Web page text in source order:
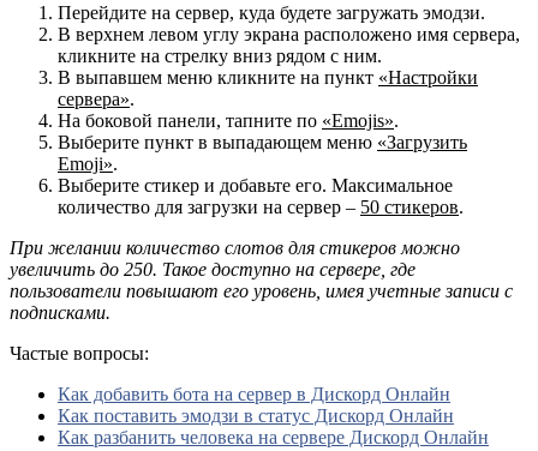
Перейдите на сервер, куда будете загружать эмодзи.
В верхнем левом углу экрана расположено имя сервера,
кликните на стрелку вниз рядом с ним.
В выпавшем меню кликните на пункт «Настройки
сервера».
На боковой панели, тапните по «Emojis».
Выберите пункт в выпадающем меню «Загрузить
Emoji».
Выберите стикер и добавьте его. Максимальное
количество для загрузки на сервер – 50 стикеров.
При желании количество слотов для стикеров можно
увеличить до 250. Такое доступно на сервере, где
пользователи повышают его уровень, имея учетные записи с
подписками.
Частые вопросы:
Как добавить бота на сервер в Дискорд Онлайн
Как поставить эмодзи в статус Дискорд Онлайн
Как разбанить человека на сервере Дискорд Онлайн